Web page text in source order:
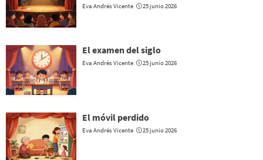
Eva Andrés Vicente 25 junio 2026
El examen del siglo
Eva Andrés Vicente 25 junio 2026
El móvil perdido
Eva Andrés Vicente 25 junio 2026